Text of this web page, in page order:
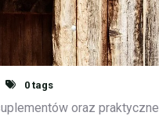
0 tags
oraz praktyczne